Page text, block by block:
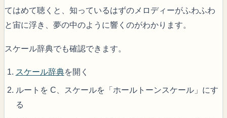
てはめて聴くと、知っているはずのメロディーがふわふわ
と宙に浮き、夢の中のように響くのがわかります。
スケール辞典でも確認できます。
スケール辞典を開く
ルートを C、スケールを「ホールトーンスケール」にす
る